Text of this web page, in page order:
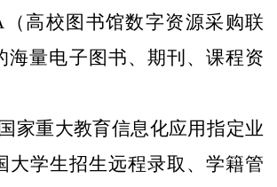
（高校图书馆数字资源采购联
海量电子图书、期刊、课程资
家重大教育信息化应用‌指定业
大学生招生远程录取、学籍管